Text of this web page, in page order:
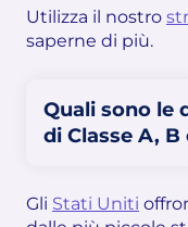
Utilizza il nostro
saperne di più.
Quali sono le
di Classe A, B
Gli Stati Uniti